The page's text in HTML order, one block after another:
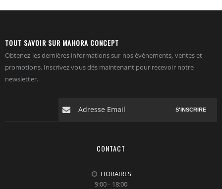
TOUT SAVOIR SUR MAHORA CONCEPT
Obtenez les dernières informations sur nos événements, ventes et
promotions. Inscrivez vous dés maintenant pour recevoir notre
newsletter.
S'INSCRIRE
CONTACT
HORAIRES
9:00 - 18:00